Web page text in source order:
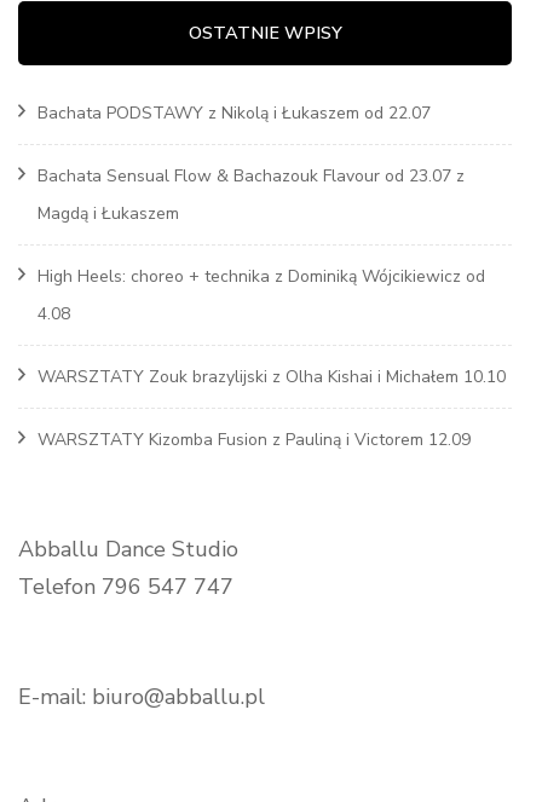
OSTATNIE WPISY
Bachata PODSTAWY z Nikolą i Łukaszem od 22.07
Bachata Sensual Flow & Bachazouk Flavour od 23.07 z
Magdą i Łukaszem
High Heels: choreo + technika z Dominiką Wójcikiewicz od
4.08
WARSZTATY Zouk brazylijski z Olha Kishai i Michałem 10.10
WARSZTATY Kizomba Fusion z Pauliną i Victorem 12.09
Abballu Dance Studio
Telefon 796 547 747
E-mail: biuro@abballu.pl